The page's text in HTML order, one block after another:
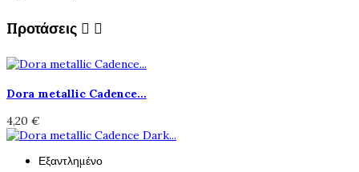
Προτάσεις  
Dora metallic Cadence...
4,20 €
Εξαντλημένο